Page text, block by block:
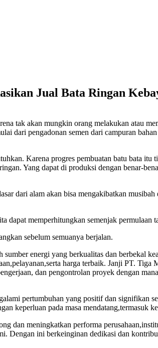
Jual Bata Ringan
tak akan mungkin orang melakukan atau
dari pengadonan semen dari campuran
Karena progres pembuatan batu bata itu
Yang dapat di produksi dengan benar-
dari alam akan bisa mengakibatkan
memperhitungkan semenjak permulaan
sebelum semuanya berjalan.
energi yang berkualitas dan berbekal
harga terbaik. Janji PT. Tiga
dan pengontrolan proyek dengan
pertumbuhan yang positif dan signifikan
keperluan pada masa mendatang,termasuk
dan meningkatkan performa
Dengan ini berkeinginan dedikasi dan